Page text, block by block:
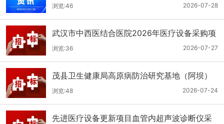
-27日）
2026-07-28
浏览:46
武汉市中西医结合医院2026年医疗设备采购项
目三十三公开招标公告
2026-07-27
浏览:36
茂县卫生健康局高原病防治研究基地（阿坝）
手术、急救及生命支持类医疗设备购置项目招
标公告
2026-07-24
浏览:48
先进医疗设备更新项目血管内超声波诊断仪采